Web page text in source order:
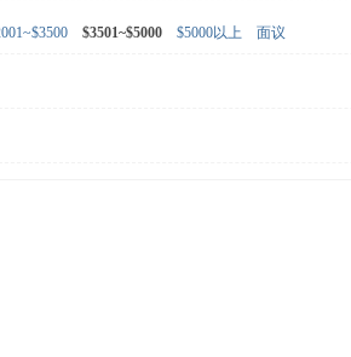
$3501~$5000 $5000以上 面议